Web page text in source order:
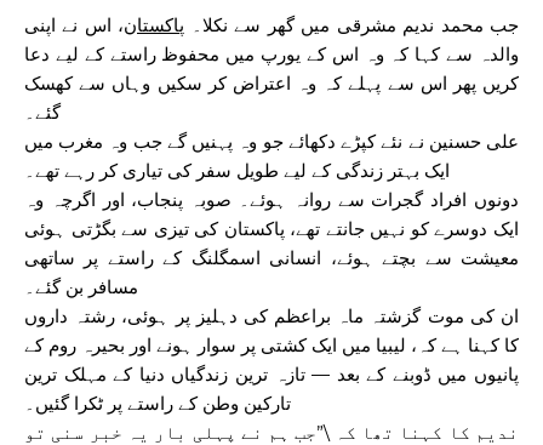
جب محمد ندیم مشرقی میں گھر سے نکلا۔ پاکستان، اس نے اپنی
والدہ سے کہا کہ وہ اس کے یورپ میں محفوظ راستے کے لیے دعا
کریں پھر اس سے پہلے کہ وہ اعتراض کر سکیں وہاں سے کھسک
گئے۔
علی حسنین نے نئے کپڑے دکھائے جو وہ پہنیں گے جب وہ مغرب میں
ایک بہتر زندگی کے لیے طویل سفر کی تیاری کر رہے تھے۔
دونوں افراد گجرات سے روانہ ہوئے۔ صوبہ پنجاب، اور اگرچہ وہ
ایک دوسرے کو نہیں جانتے تھے، پاکستان کی تیزی سے بگڑتی ہوئی
معیشت سے بچتے ہوئے، انسانی اسمگلنگ کے راستے پر ساتھی
مسافر بن گئے۔
ان کی موت گزشتہ ماہ براعظم کی دہلیز پر ہوئی، رشتہ داروں
کا کہنا ہے کہ، لیبیا میں ایک کشتی پر سوار ہونے اور بحیرہ روم کے
پانیوں میں ڈوبنے کے بعد — تازہ ترین زندگیاں دنیا کے مہلک ترین
تارکین وطن کے راستے پر ٹکرا گئیں۔
ندیم کا کہنا تھا کہ \”جب ہم نے پہلی بار یہ خبر سنی تو